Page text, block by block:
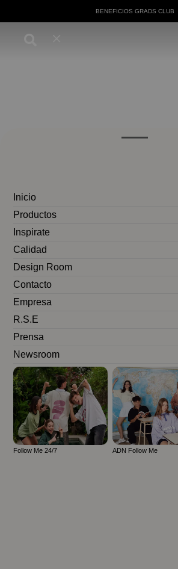
BENEFICIOS GRADS CLUB
Inicio
Productos
Inspirate
Calidad
Design Room
Contacto
Empresa
R.S.E
Prensa
Newsroom
Follow Me 24/7 ADN Follow Me